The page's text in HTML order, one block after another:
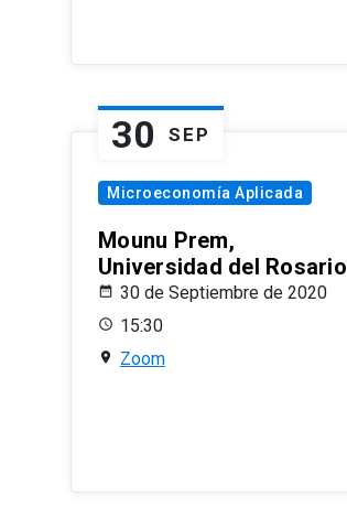
30 SEP
Microeconomía Aplicada
Mounu Prem,
Universidad del Rosario
30 de Septiembre de 2020
15:30
Zoom